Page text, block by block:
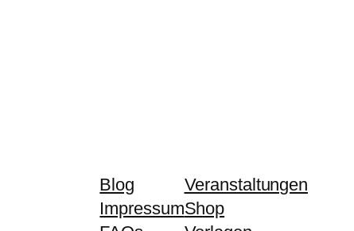
Blog
Impressum
Veranstaltungen
Shop